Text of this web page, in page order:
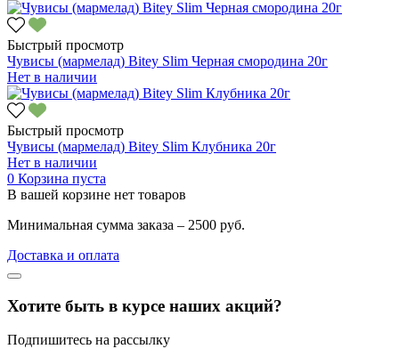
Быстрый просмотр
Чувисы (мармелад) Bitey Slim Черная смородина 20г
Нет в наличии
Быстрый просмотр
Чувисы (мармелад) Bitey Slim Клубника 20г
Нет в наличии
0 Корзина пуста
В вашей корзине нет товаров
Минимальная сумма заказа – 2500 руб.
Доставка и оплата
Хотите быть в курсе наших акций?
Подпишитесь на рассылку